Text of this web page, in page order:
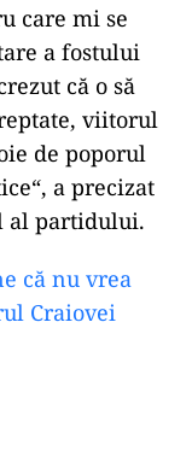
care mi se
a fostului
că o să
viitorul
de poporul
a precizat
al partidului.
că nu vrea
Craiovei